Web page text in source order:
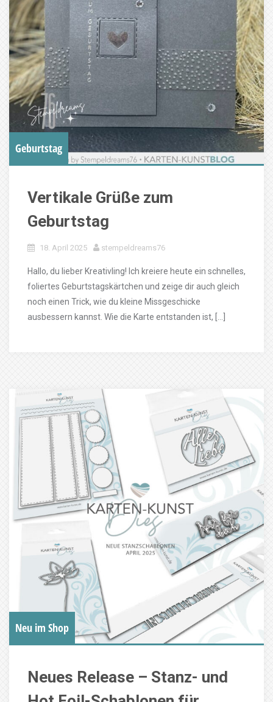
Geburtstag
Vertikale Grüße zum
Geburtstag
18. April 2025 stempeldreams76
Hallo, du lieber Kreativling! Ich kreiere heute ein schnelles,
foliertes Geburtstagskärtchen und zeige dir auch gleich
noch einen Trick, wie du kleine Missgeschicke
ausbessern kannst. Wie die Karte entstanden ist, […]
Neu im Shop
Neues Release – Stanz- und